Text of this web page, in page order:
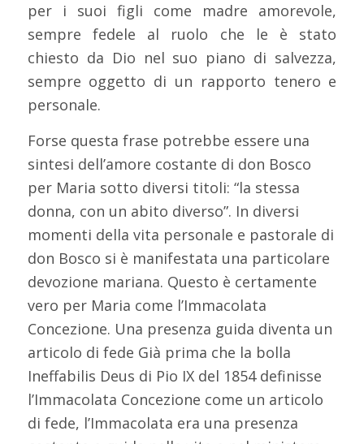
per i suoi figli come madre amorevole,
sempre fedele al ruolo che le è stato
chiesto da Dio nel suo piano di salvezza,
sempre oggetto di un rapporto tenero e
personale.
Forse questa frase potrebbe essere una
sintesi dell’amore costante di don Bosco
per Maria sotto diversi titoli: “la stessa
donna, con un abito diverso”. In diversi
momenti della vita personale e pastorale di
don Bosco si è manifestata una particolare
devozione mariana. Questo è certamente
vero per Maria come l’Immacolata
Concezione. Una presenza guida diventa un
articolo di fede Già prima che la bolla
Ineffabilis Deus di Pio IX del 1854 definisse
l’Immacolata Concezione come un articolo
di fede, l’Immacolata era una presenza